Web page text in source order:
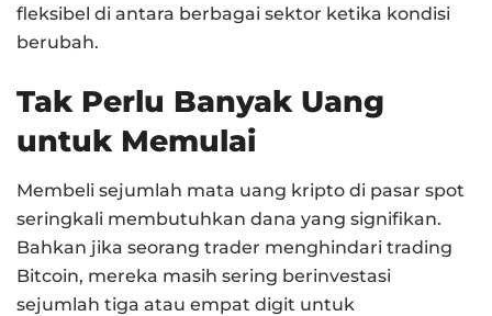
fleksibel di antara berbagai sektor ketika kondisi
berubah.
Tak Perlu Banyak Uang
untuk Memulai
Membeli sejumlah mata uang kripto di pasar spot
seringkali membutuhkan dana yang signifikan.
Bahkan jika seorang trader menghindari trading
Bitcoin, mereka masih sering berinvestasi
sejumlah tiga atau empat digit untuk